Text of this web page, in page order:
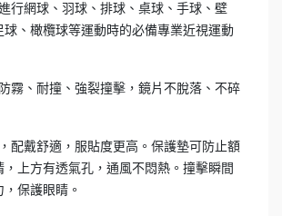
行網球、羽球、排球、桌球、手球、壁
球、橄欖球等運動時的必備專業近視運動
霧、耐撞、強裂撞擊，鏡片不脫落、不碎
配戴舒適，服貼度更高。保護墊可防止額
，上方有透氣孔，通風不悶熱。撞擊瞬間
保護眼睛。